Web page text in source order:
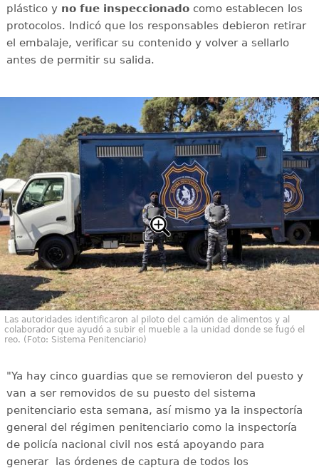
plástico y no fue inspeccionadocomo establecen los
protocolos. Indicó que los responsables debieron retirar
el embalaje, verificar su contenido y volver a sellarlo
antes de permitir su salida.
Las autoridades identificaron al piloto del camión de alimentos y al
colaborador que ayudó a subir el mueble a la unidad donde se fugó el
reo. (Foto: Sistema Penitenciario)
"Ya hay cinco guardias que se removieron del puesto y
van a ser removidos de su puesto del sistema
penitenciario esta semana, así mismo ya la inspectoría
general del régimen penitenciario como la inspectoría
de policía nacional civil nos está apoyando para
generar las órdenes de captura de todos los